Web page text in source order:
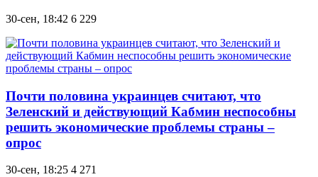
30-сен, 18:42 6 229
Почти половина украинцев считают, что
Зеленский и действующий Кабмин неспособны
решить экономические проблемы страны –
опрос
30-сен, 18:25 4 271